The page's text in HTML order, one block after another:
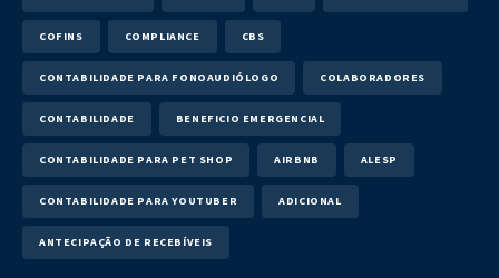
COFINS COMPLIANCE CBS
CONTABILIDADE PARA FONOAUDIÓLOGO COLABORADORES
CONTABILIDADE BENEFICIO EMERGENCIAL
CONTABILIDADE PARA PET SHOP AIRBNB ALESP
CONTABILIDADE PARA YOUTUBER ADICIONAL
ANTECIPAÇÃO DE RECEBÍVEIS